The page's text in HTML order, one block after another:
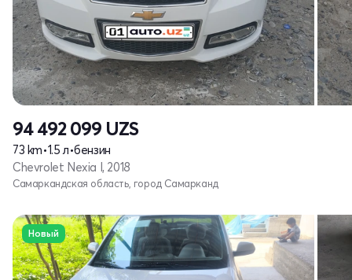
94 492 099 UZS
73 km•1.5 л•бензин
Chevrolet Nexia I, 2018
Самаркандская область, город Самарканд
Новый